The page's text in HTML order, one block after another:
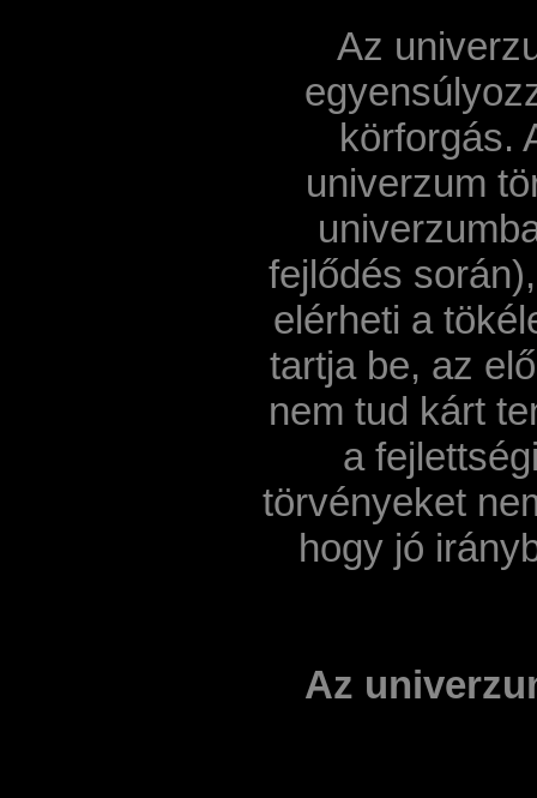
Az
körforgás.
univerzum
fejlődés
elérheti a
tartja be, az
nem tud kárt
a
törvényeket
hogy jó
Az